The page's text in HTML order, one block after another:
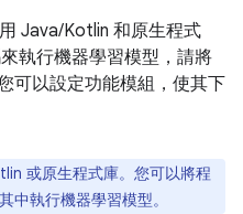
Java/Kotlin 和原生程式
執行機器學習模型，請將
可以設定功能模組，使其下
或原生程式庫。您可以將程
中執行機器學習模型。